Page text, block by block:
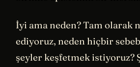
İyi ama neden? Tam olarak
ediyoruz, neden hiçbir
şeyler keşfetmek istiyoruz?